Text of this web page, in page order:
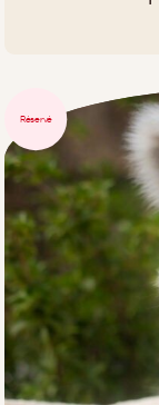
Réservé